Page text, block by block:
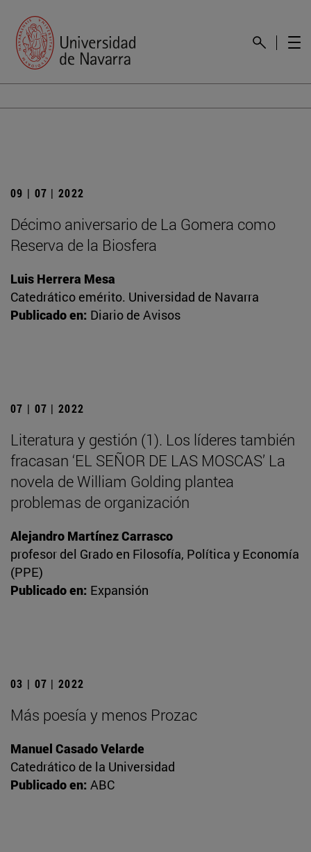
09 | 07 | 2022
Décimo aniversario de La Gomera como
Reserva de la Biosfera
Luis Herrera Mesa
Catedrático emérito. Universidad de Navarra
Publicado en: Diario de Avisos
07 | 07 | 2022
Literatura y gestión (1). Los líderes también
fracasan ‘EL SEÑOR DE LAS MOSCAS’ La
novela de William Golding plantea
problemas de organización
Alejandro Martínez Carrasco
profesor del Grado en Filosofía, Política y Economía
(PPE)
Publicado en: Expansión
03 | 07 | 2022
Más poesía y menos Prozac
Manuel Casado Velarde
Catedrático de la Universidad
Publicado en: ABC